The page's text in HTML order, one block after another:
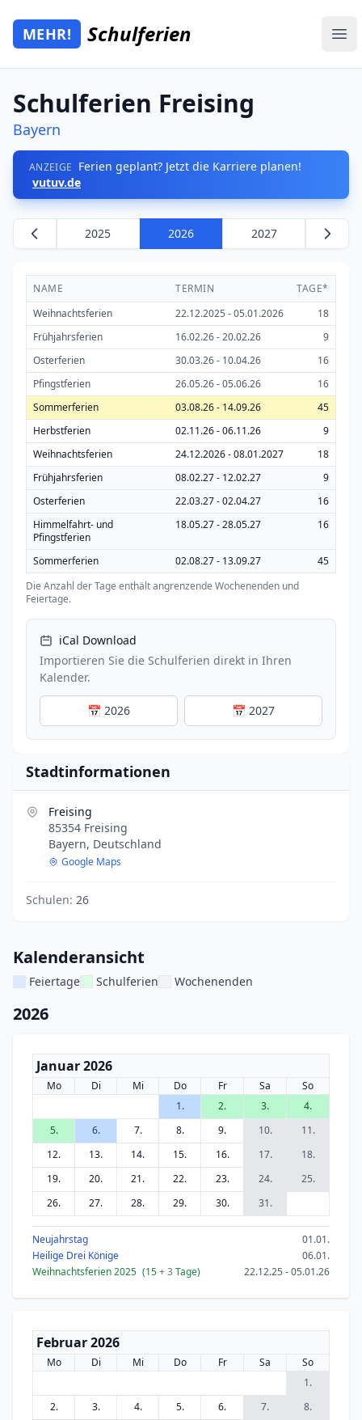
Zum Hauptinhalt springen
Mehr Schulferien
MEHR! Schulferien
Schulferien Freising
Bayern
ANZEIGE Ferien geplant? Jetzt die Karriere planen!
vutuv.de
2025 2026 2027
NAME TERMIN
TAGE*
Weihnachtsferien
22.12.2025 - 05.01.2026
18
Frühjahrsferien
16.02.26 - 20.02.26
9
Osterferien
30.03.26 - 10.04.26
16
Pfingstferien
26.05.26 - 05.06.26
16
Sommerferien
03.08.26 - 14.09.26
45
Herbstferien
02.11.26 - 06.11.26
9
Weihnachtsferien
24.12.2026 - 08.01.2027
18
Frühjahrsferien
08.02.27 - 12.02.27
9
Osterferien
22.03.27 - 02.04.27
16
Himmelfahrt- und
Pfingstferien
18.05.27 - 28.05.27 16
Sommerferien 02.08.27 - 13.09.27
45
Die Anzahl der Tage enthält angrenzende Wochenenden und
Feiertage.
iCal Download
Importieren Sie die Schulferien direkt in Ihren
Kalender.
📅 2026 📅 2027
Stadtinformationen
Freising
85354 Freising
Bayern, Deutschland
Google Maps
Schulen: 26
Kalenderansicht
Feiertage Schulferien Wochenenden
2026
Januar 2026
Mo Di Mi Do Fr Sa
So
1.
2. 3.
4.
5.
6. 7. 8. 9. 10.
11.
12.
13. 14. 15. 16. 17.
18.
19.
20. 21. 22. 23. 24.
25.
26.
27. 28. 29. 30. 31.
Neujahrstag
01.01.
Heilige Drei Könige
06.01.
Weihnachtsferien 2025 (15+ 3 Tage) 22.12.25 - 05.01.26
Februar 2026
Mo Di Mi Do Fr Sa
So
1.
2.
3. 4. 5. 6. 7.
8.